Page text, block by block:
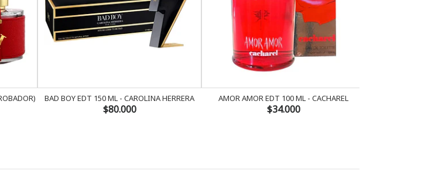
BAD BOY EDT 150 ML - CAROLINA HERRERA
$80.000
AMOR AMOR EDT 100 ML - CACHAREL
$34.000